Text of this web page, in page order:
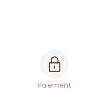
Paiement